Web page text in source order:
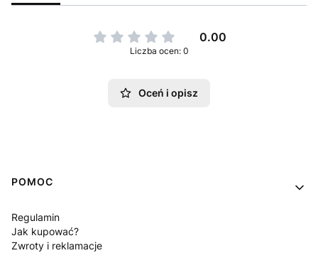
0.00
Liczba ocen: 0
Oceń i opisz
Linki w stopce
POMOC
Regulamin
Jak kupować?
Zwroty i reklamacje